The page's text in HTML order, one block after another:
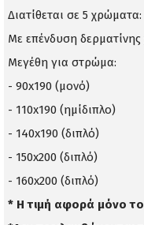
Διατίθεται σε 5
Με επένδυση
Μεγέθη για στρώμα:
- 90x190 (μονό)
- 110x190 (ημίδιπλο)
- 140x190 (διπλό)
- 150x200 (διπλό)
- 160x200 (διπλό)
* Η τιμή αφορά μόνο το